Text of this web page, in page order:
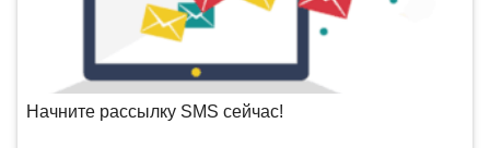
Начните рассылку SMS сейчас!